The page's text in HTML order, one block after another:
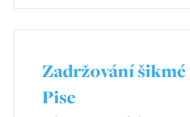
Zadržování šikmé
Pise